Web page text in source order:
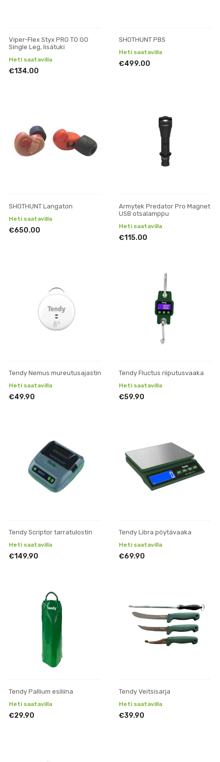
Viper-Flex Styx PRO TO GO
Single Leg, lisätuki
Heti saatavilla
€134.00
SHOTHUNT PBS
Heti saatavilla
€499.00
SHOTHUNT Langaton
Heti saatavilla
€650.00
Armytek Predator Pro Magnet
USB otsalamppu
Heti saatavilla
€115.00
Tendy Nemus mureutusajastin
Heti saatavilla
€49.90
Tendy Fluctus riiputusvaaka
Heti saatavilla
€59.90
Tendy Scriptor tarratulostin
Heti saatavilla
€149.90
Tendy Libra pöytävaaka
Heti saatavilla
€69.90
Tendy Pallium esiliina
Heti saatavilla
€29.90
Tendy Veitsisarja
Heti saatavilla
€39.90